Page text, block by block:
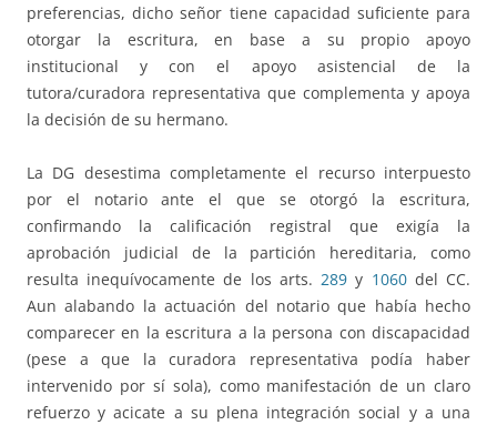
preferencias, dicho señor tiene capacidad suficiente para
otorgar la escritura, en base a su propio apoyo
institucional y con el apoyo asistencial de la
tutora/curadora representativa que complementa y apoya
la decisión de su hermano.
La DG desestima completamente el recurso interpuesto
por el notario ante el que se otorgó la escritura,
confirmando la calificación registral que exigía la
aprobación judicial de la partición hereditaria, como
resulta inequívocamente de los arts.289 y 1060del CC.
Aun alabando la actuación del notario que había hecho
comparecer en la escritura a la persona con discapacidad
(pese a que la curadora representativa podía haber
intervenido por sí sola), como manifestación de un claro
refuerzo y acicate a su plena integración social y a una